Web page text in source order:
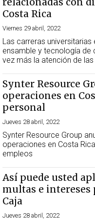
Costa Rica
Viernes 29 abril, 2022
Las carreras
ensamble y tecnología
vez más la atención de
Synter Resource
operaciones en
personal
Jueves 28 abril, 2022
Synter Resource Group
operaciones en Costa
empleos
Así puede usted
multas e intereses
Caja
Jueves 28 abril, 2022